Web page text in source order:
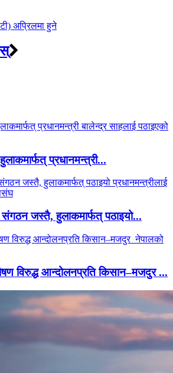
अप्रिलमा हुने
प्रधानमन्त्री...
जस्तै, हुलाकमार्फत् पठाइयो...
विरुद्ध आन्दोलनप्रति किसान–मजदुर ...